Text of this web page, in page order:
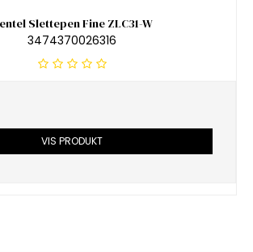
Slettepen Fine ZLC31-W
3474370026316
VIS PRODUKT